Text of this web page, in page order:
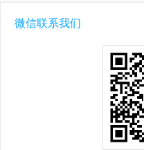
微信联系我们